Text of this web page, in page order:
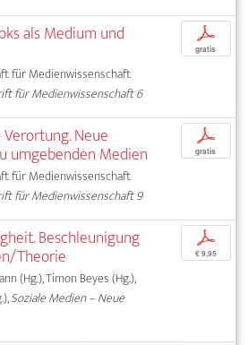
als Medium und
für Medienwissenschaft
für Medienwissenschaft 6
p
gratis
Neue
umgebenden Medien
für Medienwissenschaft
für Medienwissenschaft 9
p
gratis
Beschleunigung
Theorie
(Hg.), Timon Beyes (Hg.),
Soziale Medien – Neue
p
€ 9,95